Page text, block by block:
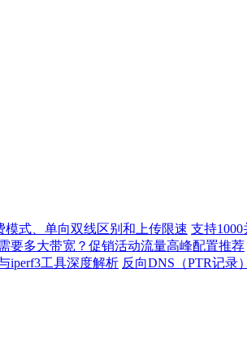
式、单向双线区别和上传限速 支持
要多大带宽？促销活动流量高峰配置推荐
iperf3工具深度解析 反向DNS（PTR记录